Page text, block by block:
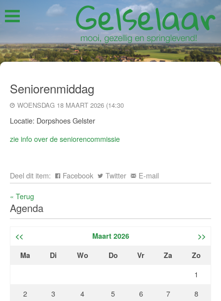
Seniorenmiddag
WOENSDAG 18 MAART 2026 (14:30
Locatie: Dorpshoes Gelster
zie info over de seniorencommissie
Deel dit item: Facebook Twitter
E-mail
« Terug
Agenda
<< Maart 2026
>>
Ma
Di Wo Do Vr Za Zo
1
2
3 4 5 6 7
8